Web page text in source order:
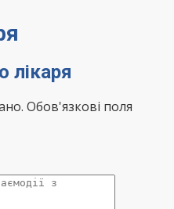
лікаря
Обов'язкові поля